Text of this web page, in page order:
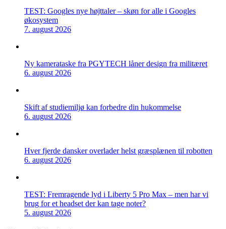
TEST: Googles nye højttaler – skøn for alle i Googles
økosystem
7. august 2026
Ny kamerataske fra PGYTECH låner design fra militæret
6. august 2026
Skift af studiemiljø kan forbedre din hukommelse
6. august 2026
Hver fjerde dansker overlader helst græsplænen til robotten
6. august 2026
TEST: Fremragende lyd i Liberty 5 Pro Max – men har vi
brug for et headset der kan tage noter?
5. august 2026